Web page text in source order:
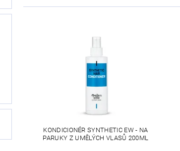
KONDICIONÉR SYNTHETIC EW - NA
PARUKY Z UMĚLÝCH VLASŮ 200ML